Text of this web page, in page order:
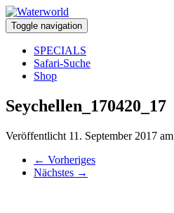
Toggle navigation
SPECIALS
Safari-Suche
Shop
Seychellen_170420_17
Veröffentlicht 11. September 2017 am
← Vorheriges
Nächstes →